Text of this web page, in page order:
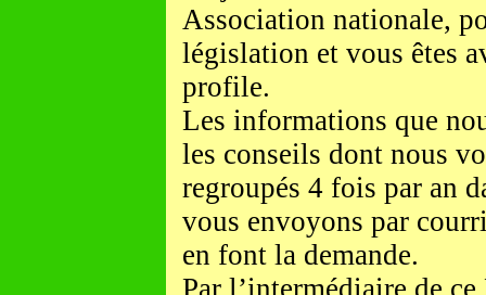
Association nationale,
législation et vous êtes
profile.
Les informations que
les conseils dont nous
regroupés 4 fois par an
vous envoyons par
en font la demande.
Par l’intermédiaire de